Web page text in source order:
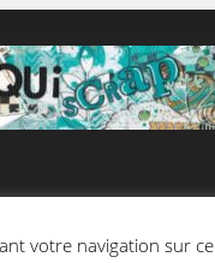
votre navigation sur ce